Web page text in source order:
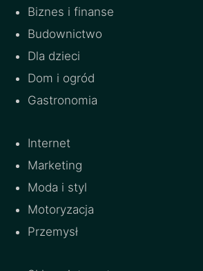
Biznes i finanse
Budownictwo
Dla dzieci
Dom i ogród
Gastronomia
Internet
Marketing
Moda i styl
Motoryzacja
Przemysł